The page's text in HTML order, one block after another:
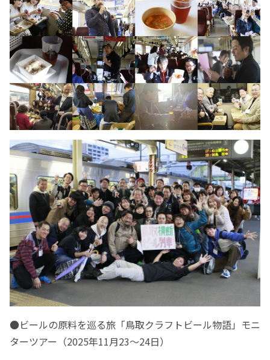
●ビールの原料を巡る旅「鳥取クラフトビール物語」モニ
ターツアー（2025年11月23～24日）